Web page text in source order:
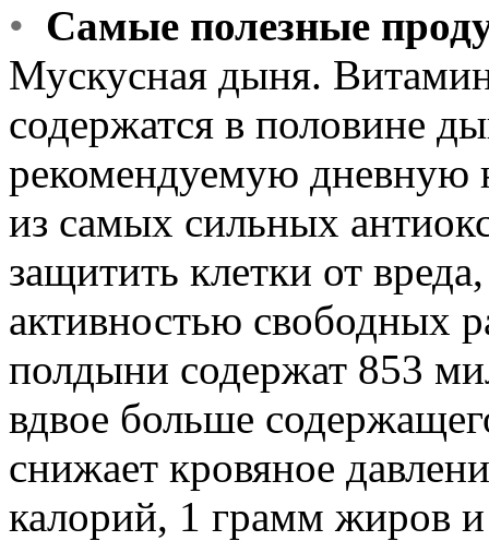
• Самые полезные
Мускусная дыня.
содержатся в половине
рекомендуемую дневную
из самых сильных
защитить клетки от
активностью свободных
полдыни содержат 853
вдвое больше
снижает кровяное
калорий, 1 грамм жиров